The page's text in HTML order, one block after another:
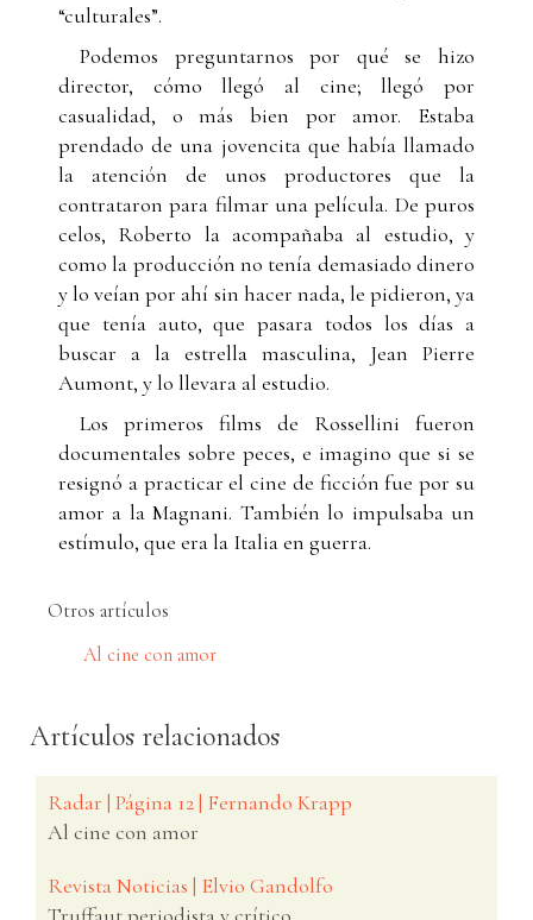
“culturales”.
Podemos preguntarnos por qué se hizo
director, cómo llegó al cine; llegó por
casualidad, o más bien por amor. Estaba
prendado de una jovencita que había llamado
la atención de unos productores que la
contrataron para filmar una película. De puros
celos, Roberto la acompañaba al estudio, y
como la producción no tenía demasiado dinero
y lo veían por ahí sin hacer nada, le pidieron, ya
que tenía auto, que pasara todos los días a
buscar a la estrella masculina, Jean Pierre
Aumont, y lo llevara al estudio.
Los primeros films de Rossellini fueron
documentales sobre peces, e imagino que si se
resignó a practicar el cine de ficción fue por su
amor a la Magnani. También lo impulsaba un
estímulo, que era la Italia en guerra.
Otros artículos
Al cine con amor
Artículos relacionados
Radar | Página 12 | Fernando Krapp
Al cine con amor
Revista Noticias | Elvio Gandolfo